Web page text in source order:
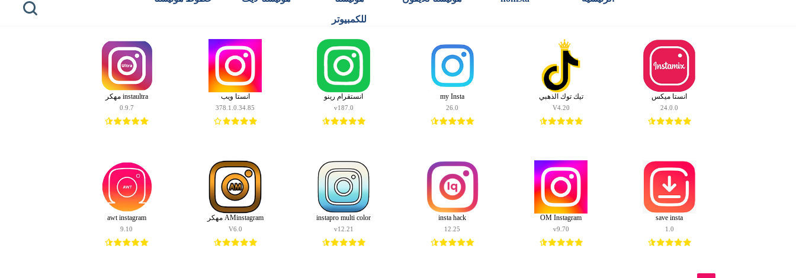
للكمبيوتر
انستا ميكس
24.0.0
تيك توك الذهبي
V4.20
my Insta
26.0
انستقرام رينو
v187.0
انستا ويب
378.1.0.34.85
instaultra مهكر
0.9.7
save insta
1.0
OM Instagram
v9.70
insta hack
12.25
instapro multi color
v12.21
AMinstagram مهكر
V6.0
awt instagram
9.10